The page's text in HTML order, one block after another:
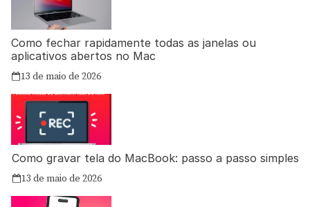
Como fechar rapidamente todas as janelas ou
aplicativos abertos no Mac
13 de maio de 2026
Como gravar tela do MacBook: passo a passo simples
13 de maio de 2026